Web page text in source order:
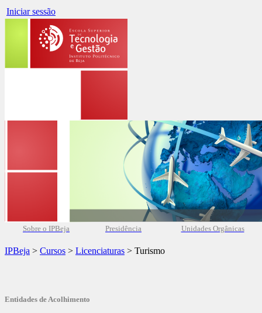
Iniciar sessão
Sobre o IPBeja Presidência Unidades Orgânicas
IPBeja > Cursos > Licenciaturas > Turismo
Entidades de Acolhimento